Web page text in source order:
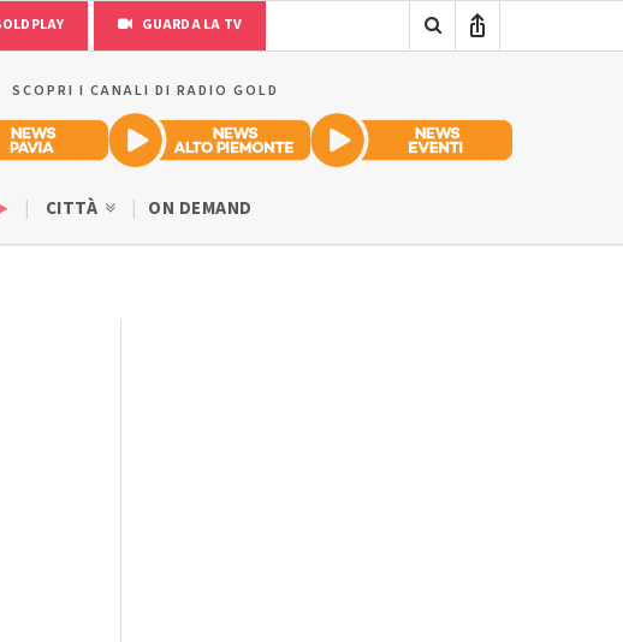
GUARDA LA TV
SCOPRI I CANALI DI RADIO GOLD
CITTÀ ON DEMAND